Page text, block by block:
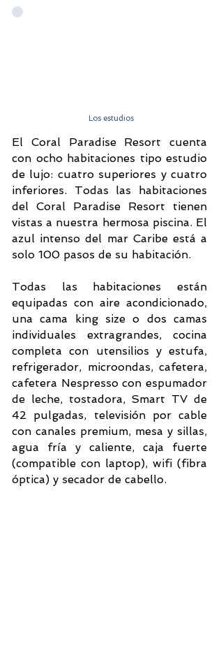
Los estudios
El Coral Paradise Resort cuenta
con ocho habitaciones tipo estudio
de lujo: cuatro superiores y cuatro
inferiores. Todas las habitaciones
del Coral Paradise Resort tienen
vistas a nuestra hermosa piscina. El
azul intenso del mar Caribe está a
solo 100 pasos de su habitación.
Todas las habitaciones están
equipadas con aire acondicionado,
una cama king size o dos camas
individuales extragrandes, cocina
completa con utensilios y estufa,
refrigerador, microondas, cafetera,
cafetera Nespresso con espumador
de leche, tostadora, Smart TV de
42 pulgadas, televisión por cable
con canales premium, mesa y sillas,
agua fría y caliente, caja fuerte
(compatible con laptop), wifi (fibra
óptica) y secador de cabello.